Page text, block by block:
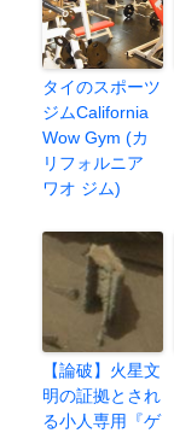
タイのスポーツ
ジムCalifornia
Wow Gym (カ
リフォルニア
ワオ ジム)
【論破】火星文
明の証拠とされ
る小人専用『ゲ